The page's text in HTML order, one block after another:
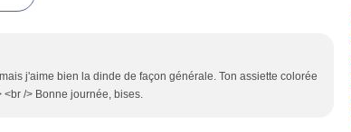
j'aime bien la dinde de façon générale. Ton assiette colorée
/> Bonne journée, bises.